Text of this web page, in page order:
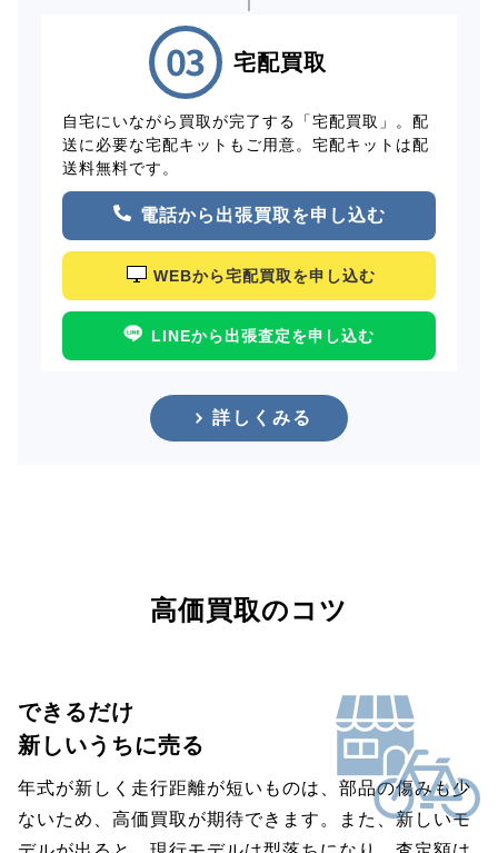
宅配買取
自宅にいながら買取が完了する「宅配買取」。配
送に必要な宅配キットもご用意。宅配キットは配
送料無料です。
電話から出張買取を申し込む
WEBから宅配買取を申し込む
LINEから出張査定を申し込む
詳しくみる
高価買取のコツ
できるだけ
新しいうちに売る
年式が新しく走行距離が短いものは、部品の傷みも少
ないため、高価買取が期待できます。また、新しいモ